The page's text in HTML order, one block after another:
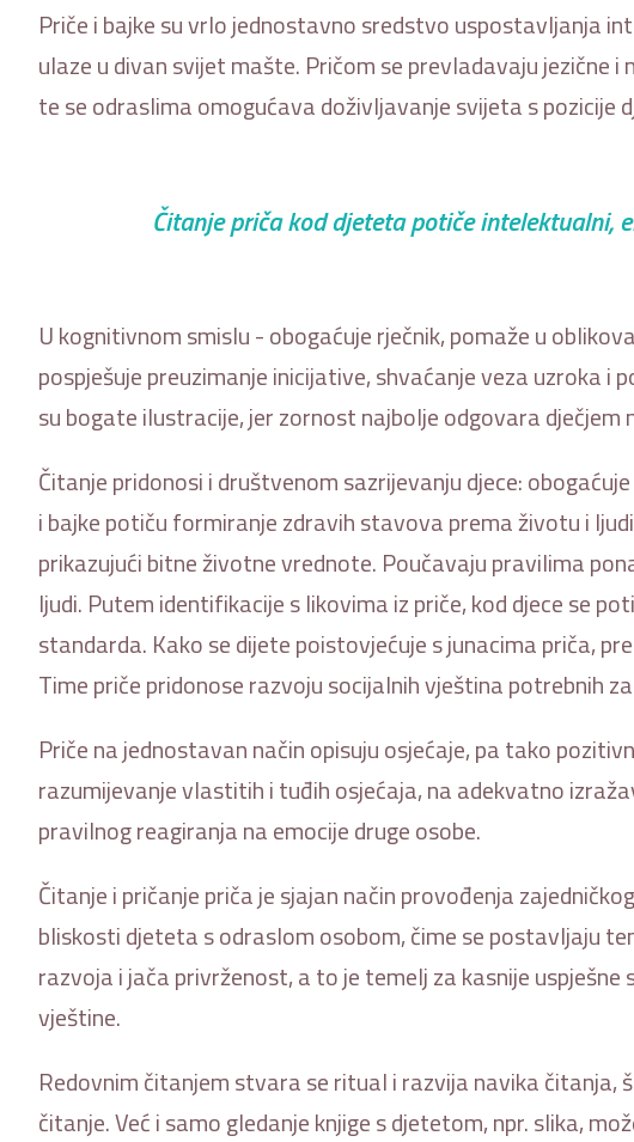
Priče i bajke su vrlo jednostavno sredstvo uspostavljanja
ulaze u divan svijet mašte. Pričom se prevladavaju jezične
te se odraslima omogućava doživljavanje svijeta s pozicije
Čitanje priča kod djeteta potiče intelektualni,
U kognitivnom smislu - obogaćuje rječnik, pomaže u
pospješuje preuzimanje inicijative, shvaćanje veza uzroka i
su bogate ilustracije, jer zornost najbolje odgovara dječjem
Čitanje pridonosi i društvenom sazrijevanju djece:
i bajke potiču formiranje zdravih stavova prema životu i
prikazujući bitne životne vrednote. Poučavaju pravilima
ljudi. Putem identifikacije s likovima iz priče, kod djece se
standarda. Kako se dijete poistovjećuje s junacima priča,
Time priče pridonose razvoju socijalnih vještina potrebnih
Priče na jednostavan način opisuju osjećaje, pa tako
razumijevanje vlastitih i tuđih osjećaja, na adekvatno
pravilnog reagiranja na emocije druge osobe.
Čitanje i pričanje priča je sjajan način provođenja
bliskosti djeteta s odraslom osobom, čime se postavljaju
razvoja i jača privrženost, a to je temelj za kasnije uspješne
vještine.
Redovnim čitanjem stvara se ritual i razvija navika čitanja,
čitanje. Već i samo gledanje knjige s djetetom, npr. slika,